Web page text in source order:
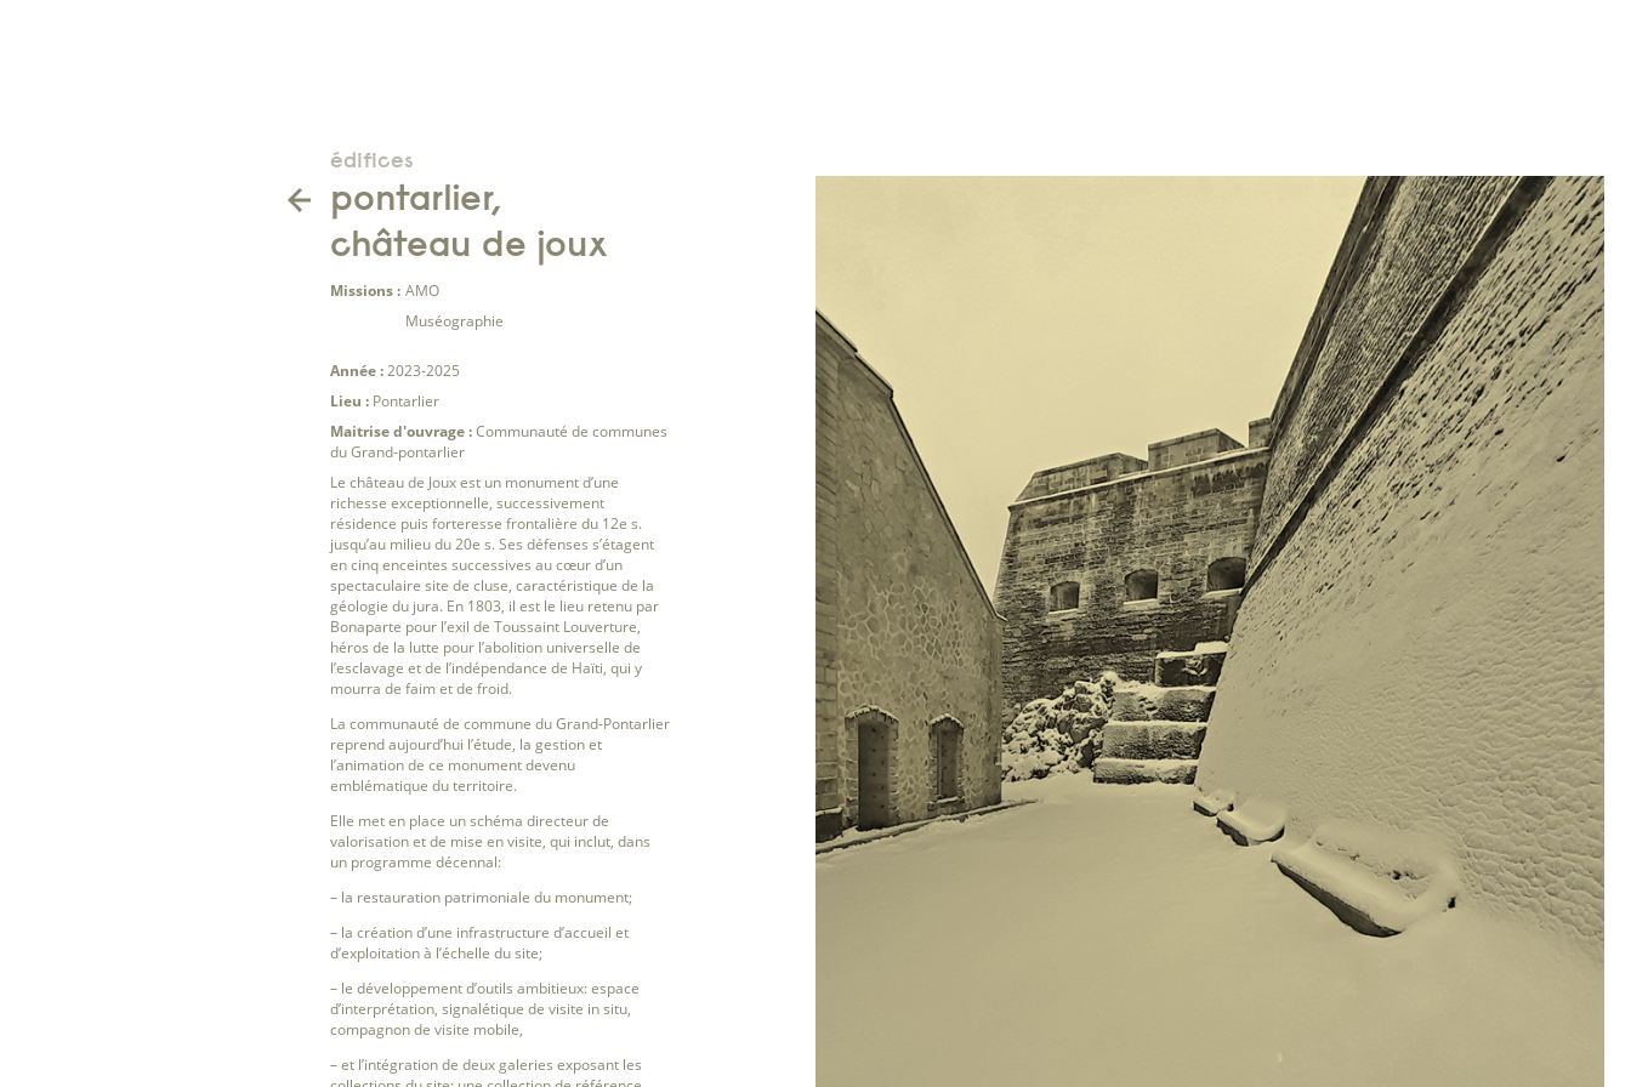
édifices
pontarlier,
château de joux
Missions : AMO
Muséographie
Année :2023-2025
Lieu : Pontarlier
Maitrise d'ouvrage :Communauté de communes
du Grand-pontarlier
Le château de Joux est un monument d’une
richesse exceptionnelle, successivement
résidence puis forteresse frontalière du 12e s.
jusqu’au milieu du 20e s. Ses défenses s’étagent
en cinq enceintes successives au cœur d’un
spectaculaire site de cluse, caractéristique de la
géologie du jura. En 1803, il est le lieu retenu par
Bonaparte pour l’exil de Toussaint Louverture,
héros de la lutte pour l’abolition universelle de
l’esclavage et de l’indépendance de Haïti, qui y
mourra de faim et de froid.
La communauté de commune du Grand-Pontarlier
reprend aujourd’hui l’étude, la gestion et
l’animation de ce monument devenu
emblématique du territoire.
Elle met en place un schéma directeur de
valorisation et de mise en visite, qui inclut, dans
un programme décennal:
– la restauration patrimoniale du monument;
– la création d’une infrastructure d’accueil et
d’exploitation à l’échelle du site;
– le développement d’outils ambitieux: espace
d’interprétation, signalétique de visite in situ,
compagnon de visite mobile,
– et l’intégration de deux galeries exposant les